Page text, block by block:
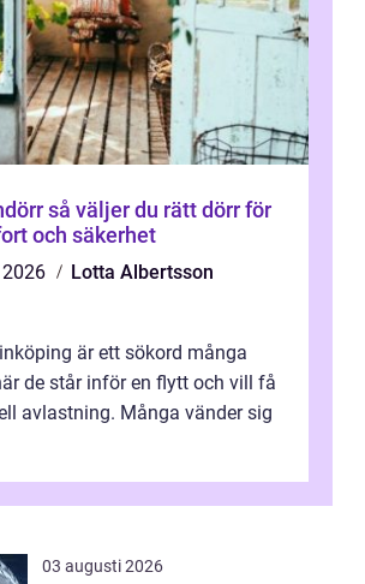
dörr för
och säkerhet
Lotta Albertsson
är ett sökord många
de står inför en flytt och vill få
avlastning. Många vänder sig
03 augusti 2026